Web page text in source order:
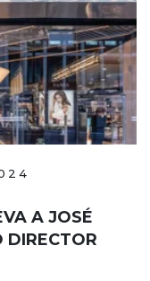
A JOSÉ
DIRECTOR